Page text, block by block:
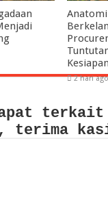
Anatomi
2 hari
terima